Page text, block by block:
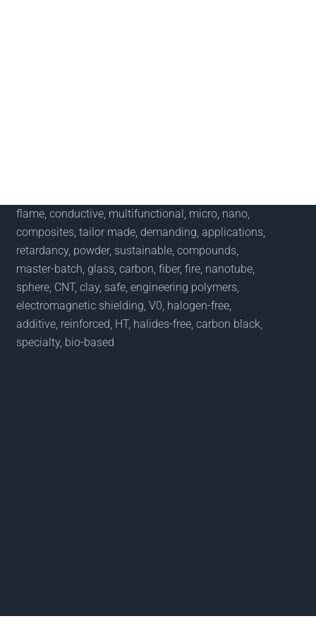
flame, conductive, multifunctional, micro, nano,
composites, tailor made, demanding, applications,
retardancy, powder, sustainable, compounds,
master-batch, glass, carbon, fiber, fire, nanotube,
sphere, CNT, clay, safe, engineering polymers,
electromagnetic shielding, V0, halogen-free,
additive, reinforced, HT, halides-free, carbon black,
specialty, bio-based